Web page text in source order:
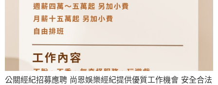
公關經紀招募應聘 尚恩娛樂經紀提供優質工作機會 安全合法